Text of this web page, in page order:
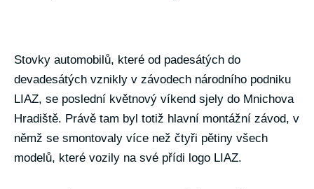
Stovky automobilů, které od padesátých do
devadesátých vznikly v závodech národního podniku
LIAZ, se poslední květnový víkend sjely do Mnichova
Hradiště. Právě tam byl totiž hlavní montážní závod, v
němž se smontovaly více než čtyři pětiny všech
modelů, které vozily na své přídi logo LIAZ.